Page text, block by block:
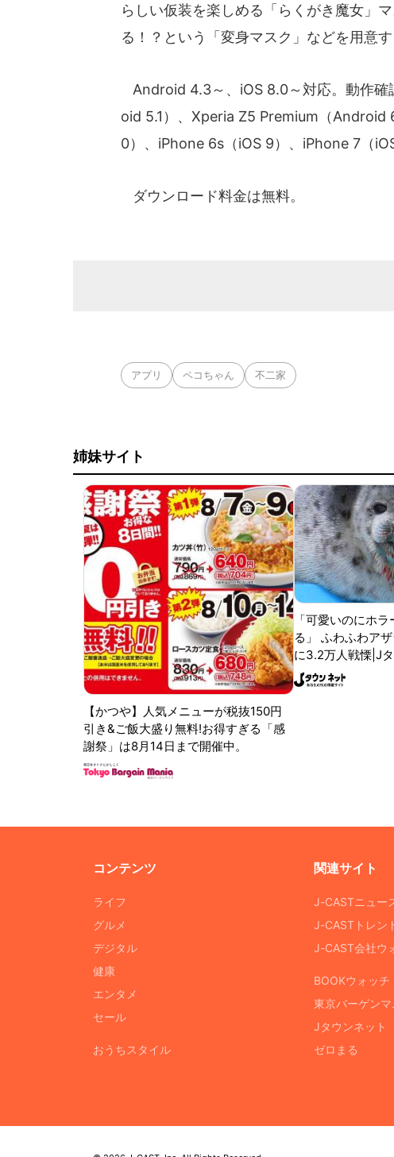
らしい仮装を楽しめる「らくがき魔女」
る！？という「変身マスク」などを用意す
Android 4.3～、iOS 8.0～対応。動作確
oid 5.1）、Xperia Z5 Premium（
0）、iPhone 6s（iOS 9）、iPhone 7（iOS
ダウンロード料金は無料。
アプリ ペコちゃん 不二家
姉妹サイト
【かつや】人気メニューが税抜150円
引き&ご飯大盛り無料!お得すぎる「感
謝祭」は8月14日まで開催中。
「可愛いのにホ
る」 ふわふわア
に3.2万人戦慄|J
コンテンツ
ライフ
グルメ
デジタル
健康
エンタメ
セール
おうちスタイル
関連サイト
J-CASTニュー
J-CASTトレン
J-CAST会社ウ
BOOKウォッチ
東京バーゲンマ
Jタウンネット
ゼロまる